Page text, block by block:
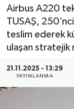
Airbus A220
TUSAŞ,
teslim ederek
ulaşan stratejik
21.11.2025 - 13:29
YAYINLANMA